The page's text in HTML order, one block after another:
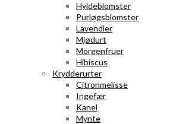
Hyldeblomster
Purløgsblomster
Lavendler
Mjødurt
Morgenfruer
Hibiscus
Krydderurter
Citronmelisse
Ingefær
Kanel
Mynte